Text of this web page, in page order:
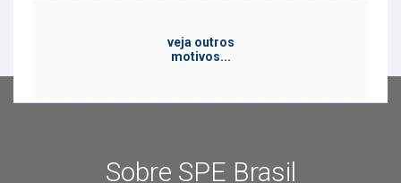
veja outros
motivos...
Sobre SPE Brasil